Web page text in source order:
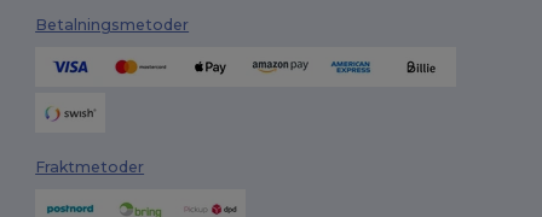
Betalningsmetoder
Fraktmetoder